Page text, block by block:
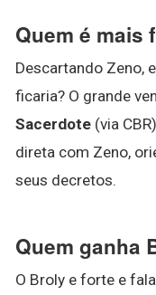
Quem é mais
Descartando Zeno,
ficaria? O grande
Sacerdote (via
direta com Zeno,
seus decretos.
Quem ganha
O Broly e forte e